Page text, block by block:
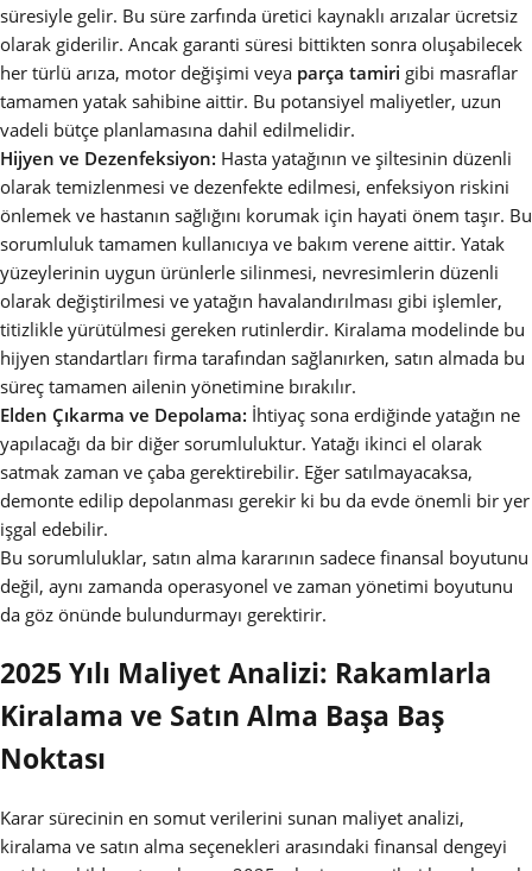
süresiyle gelir. Bu süre zarfında üretici kaynaklı arızalar ücretsiz
olarak giderilir. Ancak garanti süresi bittikten sonra oluşabilecek
her türlü arıza, motor değişimi veya parça tamiri gibi masraflar
tamamen yatak sahibine aittir. Bu potansiyel maliyetler, uzun
vadeli bütçe planlamasına dahil edilmelidir.
Hijyen ve Dezenfeksiyon: Hasta yatağının ve şiltesinin düzenli
olarak temizlenmesi ve dezenfekte edilmesi, enfeksiyon riskini
önlemek ve hastanın sağlığını korumak için hayati önem taşır. Bu
sorumluluk tamamen kullanıcıya ve bakım verene aittir. Yatak
yüzeylerinin uygun ürünlerle silinmesi, nevresimlerin düzenli
olarak değiştirilmesi ve yatağın havalandırılması gibi işlemler,
titizlikle yürütülmesi gereken rutinlerdir. Kiralama modelinde bu
hijyen standartları firma tarafından sağlanırken, satın almada bu
süreç tamamen ailenin yönetimine bırakılır.
Elden Çıkarma ve Depolama: İhtiyaç sona erdiğinde yatağın ne
yapılacağı da bir diğer sorumluluktur. Yatağı ikinci el olarak
satmak zaman ve çaba gerektirebilir. Eğer satılmayacaksa,
demonte edilip depolanması gerekir ki bu da evde önemli bir yer
işgal edebilir.
Bu sorumluluklar, satın alma kararının sadece finansal boyutunu
değil, aynı zamanda operasyonel ve zaman yönetimi boyutunu
da göz önünde bulundurmayı gerektirir.
2025 Yılı Maliyet Analizi: Rakamlarla
Kiralama ve Satın Alma Başa Baş
Noktası
Karar sürecinin en somut verilerini sunan maliyet analizi,
kiralama ve satın alma seçenekleri arasındaki finansal dengeyi